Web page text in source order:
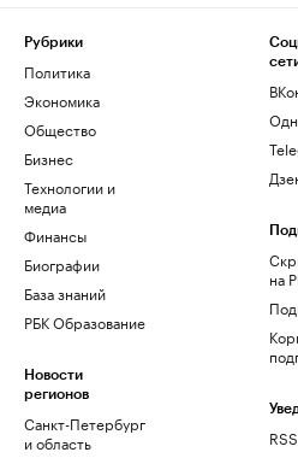
Рубрики
Политика
Экономика
Общество
Бизнес
Технологии и
медиа
Финансы
Биографии
База знаний
РБК Образование
Новости
регионов
Санкт-Петербург
и область
на